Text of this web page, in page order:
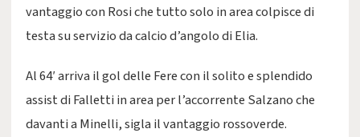
vantaggio con Rosi che tutto solo in area colpisce di
testa su servizio da calcio d’angolo di Elia.
Al 64′ arriva il gol delle Fere con il solito e splendido
assist di Falletti in area per l’accorrente Salzano che
davanti a Minelli, sigla il vantaggio rossoverde.